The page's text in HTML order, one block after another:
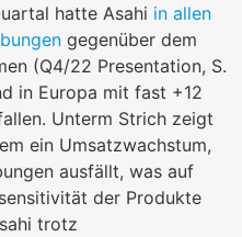
hatte Asahi in allen
gegenüber dem
(Q4/22 Presentation, S.
in Europa mit fast +12
Unterm Strich zeigt
ein Umsatzwachstum,
ausfällt, was auf
der Produkte
trotz